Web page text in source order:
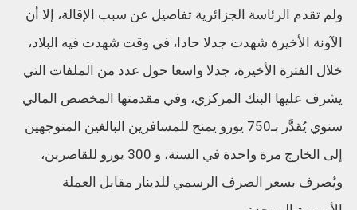
ولم تقدم الرئاسة الجزائرية تفاصيل عن سبب الإقالة، إلا أن
الآونة الأخيرة شهدت جدلا حادا، في وقت شهدت فيه البلاد،
خلال الفترة الأخيرة، جدلا واسعا حول عدد من الملفات التي
يشرف عليها البنك المركزي، وفي مقدمتها المخصص المالي
سنوي يُقدَّر بـ750 يورو يمنح للمسافرين البالغين المتوجهين
إلى الخارج مرة واحدة في السنة، و 300 يورو للقاصرين،
ويُصرف بسعر الصرف الرسمي للدينار مقابل العملة